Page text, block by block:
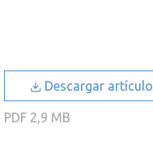
Descargar artículo
PDF2,9 MB